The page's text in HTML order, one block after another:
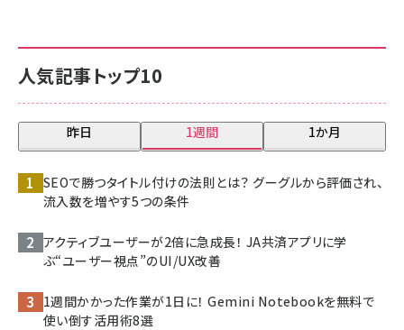
人気記事トップ10
昨日 1週間 1か月
SEOで勝つタイトル付けの法則とは？ グーグルから評価され、
流入数を増やす5つの条件
アクティブユーザーが2倍に急成長！ JA共済アプリに学
ぶ“ユーザー視点”のUI/UX改善
1週間かかった作業が1日に！ Gemini Notebookを無料で
使い倒す活用術8選